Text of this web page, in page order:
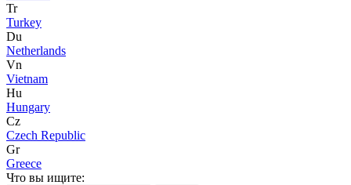
Tr
Turkey
Du
Netherlands
Vn
Vietnam
Hu
Hungary
Cz
Czech Republic
Gr
Greece
Что вы ищите: